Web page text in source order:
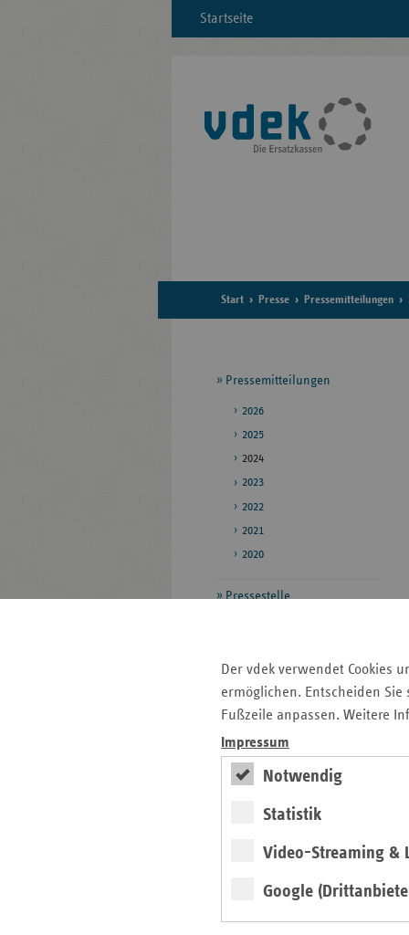
Der vdek verwendet Cookies
ermöglichen. Entscheiden
Fußzeile anpassen. Weitere
Impressum
Notwendig
Statistik
Video-Streaming &
Google
Startseite
Start Presse Pressemitteilungen
Seitennavigation
Pressemitteilungen
2026
2025
2024
2023
2022
2021
2020
Pressestelle
Veröffentlichungen
mit
weiteren
Pressemitteilungen
Veröffentlichungen
Kontakt und Anfahrt
Faktenpapier 2026